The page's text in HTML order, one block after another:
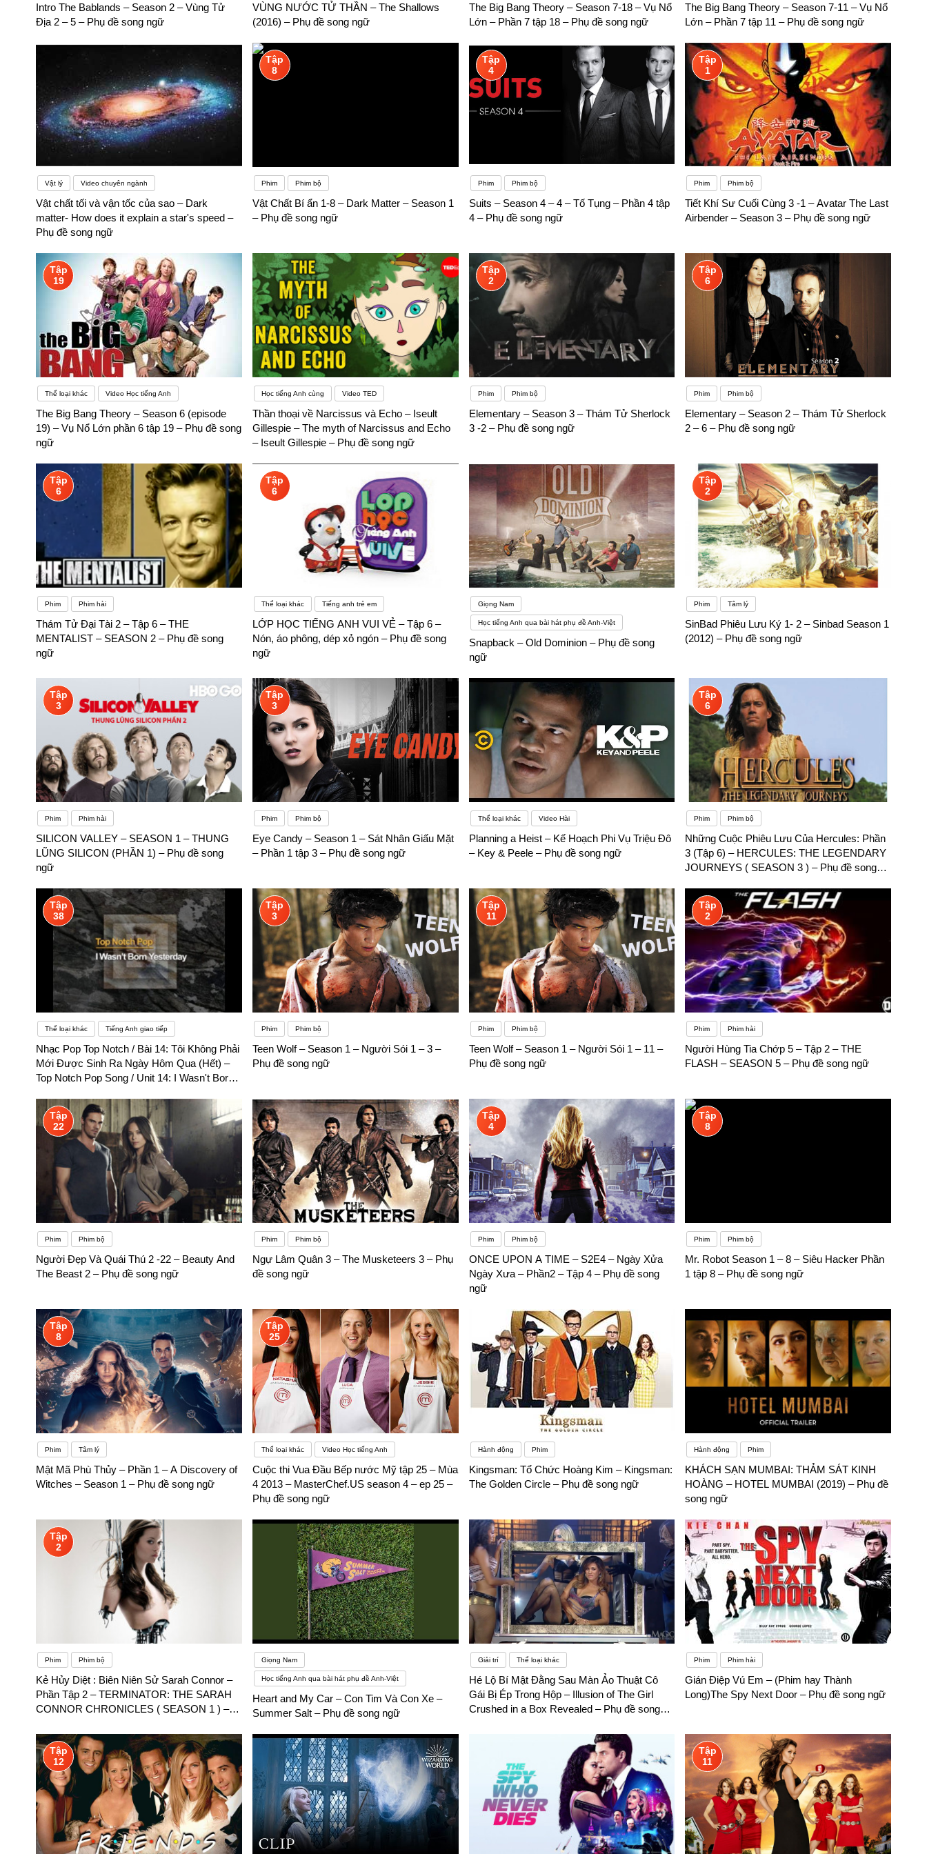
Học bất cứ ngoại ngữ nào cũng yêu cầu sự tự tin từ người học. Bạn đâu thể cứ lẳng lặng học cấu trúc câu, học từ vựng nhưng không thực hành, sử dụng với mọi người
Intro The Bablands – Season 2 – Vùng Tử
Địa 2 – 5 – Phụ đề song ngữ
VÙNG NƯỚC TỬ THẦN – The Shallows
(2016) – Phụ đề song ngữ
The Big Bang Theory – Season 7-18 – Vụ Nổ
Lớn – Phần 7 tập 18 – Phụ đề song ngữ
The Big Bang Theory – Season 7-11 – Vụ Nổ
Lớn – Phần 7 tập 11 – Phụ đề song ngữ
Vật lý Video chuyên ngành
Vật chất tối và vận tốc của sao – Dark
matter- How does it explain a star's speed –
Phụ đề song ngữ
Tập
8
Phim Phim bộ
Vật Chất Bí ẩn 1-8 – Dark Matter – Season 1
– Phụ đề song ngữ
Tập
4
Phim Phim bộ
Suits – Season 4 – 4 – Tố Tụng – Phần 4 tập
4 – Phụ đề song ngữ
Tập
1
Phim Phim bộ
Tiết Khí Sư Cuối Cùng 3 -1 – Avatar The Last
Airbender – Season 3 – Phụ đề song ngữ
Tập
19
Thể loại khác Video Học tiếng Anh
The Big Bang Theory – Season 6 (episode
19) – Vụ Nổ Lớn phần 6 tập 19 – Phụ đề song
ngữ
Học tiếng Anh cùng Video TED
Thần thoại về Narcissus và Echo – Iseult
Gillespie – The myth of Narcissus and Echo
– Iseult Gillespie – Phụ đề song ngữ
Tập
2
Phim Phim bộ
Elementary – Season 3 – Thám Tử Sherlock
3 -2 – Phụ đề song ngữ
Tập
6
Phim Phim bộ
Elementary – Season 2 – Thám Tử Sherlock
2 – 6 – Phụ đề song ngữ
Tập
6
Phim Phim hài
Thám Tử Đại Tài 2 – Tập 6 – THE
MENTALIST – SEASON 2 – Phụ đề song
ngữ
Tập
6
Thể loại khác Tiếng anh trẻ em
LỚP HỌC TIẾNG ANH VUI VẺ – Tập 6 –
Nón, áo phông, dép xỏ ngón – Phụ đề song
ngữ
Giọng Nam
Học tiếng Anh qua bài hát phụ đề Anh-Việt
Snapback – Old Dominion – Phụ đề song
ngữ
Tập
2
Phim Tâm lý
SinBad Phiêu Lưu Ký 1- 2 – Sinbad Season 1
(2012) – Phụ đề song ngữ
Tập
3
Phim Phim hài
SILICON VALLEY – SEASON 1 – THUNG
LŨNG SILICON (PHẦN 1) – Phụ đề song
ngữ
Tập
3
Phim Phim bộ
Eye Candy – Season 1 – Sát Nhân Giấu Mặt
– Phần 1 tập 3 – Phụ đề song ngữ
Thể loại khác Video Hài
Planning a Heist – Kế Hoạch Phi Vụ Triệu Đô
– Key & Peele – Phụ đề song ngữ
Tập
6
Phim Phim bộ
Những Cuộc Phiêu Lưu Của Hercules: Phần
3 (Tập 6) – HERCULES: THE LEGENDARY
JOURNEYS ( SEASON 3 ) – Phụ đề song
Tập
38
Thể loại khác Tiếng Anh giao tiếp
Nhạc Pop Top Notch / Bài 14: Tôi Không Phải
Mới Được Sinh Ra Ngày Hôm Qua (Hết) –
Top Notch Pop Song / Unit 14: I Wasn't Born
Tập
3
Phim Phim bộ
Teen Wolf – Season 1 – Người Sói 1 – 3 –
Phụ đề song ngữ
Tập
11
Phim Phim bộ
Teen Wolf – Season 1 – Người Sói 1 – 11 –
Phụ đề song ngữ
Tập
2
Phim Phim hài
Người Hùng Tia Chớp 5 – Tập 2 – THE
FLASH – SEASON 5 – Phụ đề song ngữ
Tập
22
Phim Phim bộ
Người Đẹp Và Quái Thú 2 -22 – Beauty And
The Beast 2 – Phụ đề song ngữ
Phim Phim bộ
Ngự Lâm Quân 3 – The Musketeers 3 – Phụ
đề song ngữ
Tập
4
Phim Phim bộ
ONCE UPON A TIME – S2E4 – Ngày Xửa
Ngày Xưa – Phần2 – Tập 4 – Phụ đề song
ngữ
Tập
8
Phim Phim bộ
Mr. Robot Season 1 – 8 – Siêu Hacker Phần
1 tập 8 – Phụ đề song ngữ
Tập
8
Phim Tâm lý
Mật Mã Phù Thủy – Phần 1 – A Discovery of
Witches – Season 1 – Phụ đề song ngữ
Tập
25
Thể loại khác Video Học tiếng Anh
Cuộc thi Vua Đầu Bếp nước Mỹ tập 25 – Mùa
4 2013 – MasterChef.US season 4 – ep 25 –
Phụ đề song ngữ
Hành động Phim
Kingsman: Tổ Chức Hoàng Kim – Kingsman:
The Golden Circle – Phụ đề song ngữ
Hành động Phim
KHÁCH SẠN MUMBAI: THẢM SÁT KINH
HOÀNG – HOTEL MUMBAI (2019) – Phụ đề
song ngữ
Tập
2
Phim Phim bộ
Kẻ Hủy Diệt : Biên Niên Sử Sarah Connor –
Phần Tập 2 – TERMINATOR: THE SARAH
CONNOR CHRONICLES ( SEASON 1 ) –
Giọng Nam
Học tiếng Anh qua bài hát phụ đề Anh-Việt
Heart and My Car – Con Tim Và Con Xe –
Summer Salt – Phụ đề song ngữ
Giải trí Thể loại khác
Hé Lộ Bí Mật Đằng Sau Màn Ảo Thuật Cô
Gái Bị Ép Trong Hộp – Illusion of The Girl
Crushed in a Box Revealed – Phụ đề song
Phim Phim hài
Gián Điệp Vú Em – (Phim hay Thành
Long)The Spy Next Door – Phụ đề song ngữ
Tập
12
Tập
11